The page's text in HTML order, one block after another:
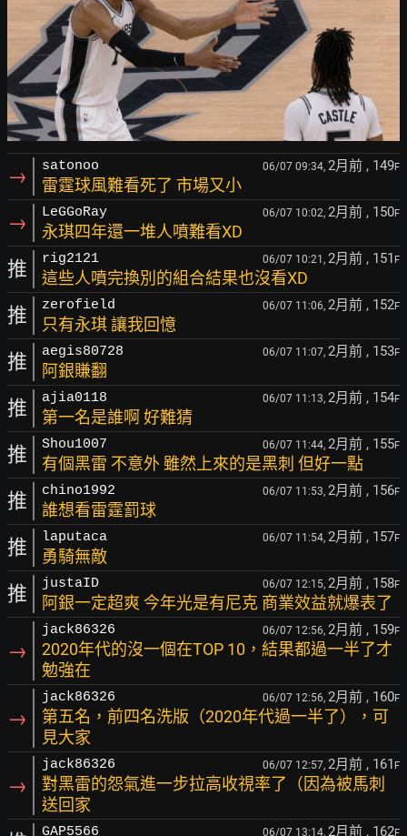
→ satonoo 06/07 09:34, 2月前 , 149F
雷霆球風難看死了 市場又小
→ LeGGoRay 06/07 10:02, 2月前 , 150F
永琪四年還一堆人噴難看XD
推 rig2121 06/07 10:21, 2月前 , 151 F
這些人噴完換別的組合結果也沒看XD
推 zerofield 06/07 11:06, 2月前 , 152F
只有永琪 讓我回憶
推 aegis80728 06/07 11:07, 2月前 , 153F
阿銀賺翻
推 ajia0118 06/07 11:13, 2月前 , 154F
第一名是誰啊 好難猜
推 Shou1007 06/07 11:44, 2月前 , 155F
有個黑雷 不意外 雖然上來的是黑刺 但好一點
推 chino1992 06/07 11:53, 2月前 , 156F
誰想看雷霆罰球
推 laputaca 06/07 11:54, 2月前 , 157F
勇騎無敵
推 justaID 06/07 12:15, 2月前 , 158F
阿銀一定超爽 今年光是有尼克 商業效益就爆表了
→
jack86326 06/07 12:56, 2月前 , 159F
2020年代的沒一個在TOP 10，結果都過一半了才
勉強在
→
jack86326 06/07 12:56, 2月前 , 160F
第五名，前四名洗版（2020年代過一半了），可
見大家
→
jack86326 06/07 12:57, 2月前 , 161 F
對黑雷的怨氣進一步拉高收視率了（因為被馬刺
送回家
GAP5566 06/07 13:14, 2月前 , 162F